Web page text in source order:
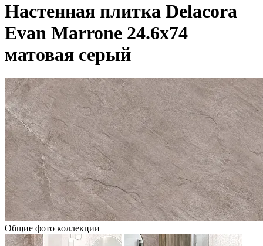
Настенная плитка Delacora
Evan Marrone 24.6x74
матовая серый
Общие фото коллекции